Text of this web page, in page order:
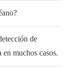
de
muchos casos.